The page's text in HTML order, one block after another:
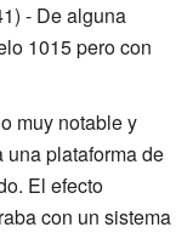
- De alguna
1015 pero con
muy notable y
una plataforma de
El efecto
con un sistema